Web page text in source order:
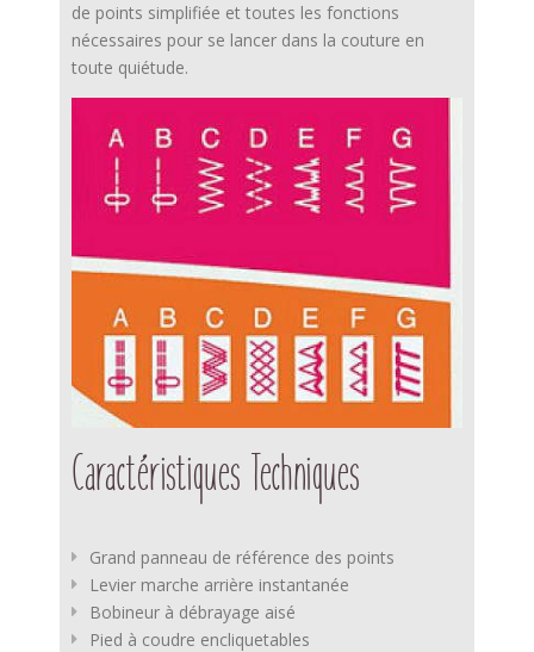
de points simplifiée et toutes les fonctions
nécessaires pour se lancer dans la couture en
toute quiétude.
Caractéristiques Techniques
Grand panneau de référence des points
Levier marche arrière instantanée
Bobineur à débrayage aisé
Pied à coudre encliquetables